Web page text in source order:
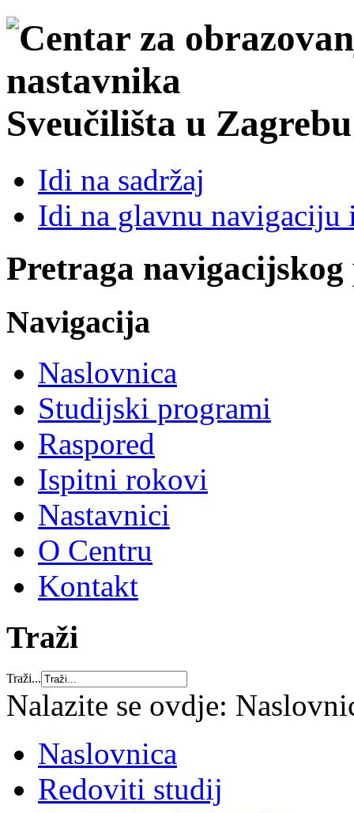
Sveučilišta u Zagrebu
Idi na sadržaj
Idi na glavnu navigaciju
Pretraga
Navigacija
Naslovnica
Studijski programi
Raspored
Ispitni rokovi
Nastavnici
O Centru
Kontakt
Traži
Traži...
Nalazite se ovdje:
Naslovnica
Redoviti studij